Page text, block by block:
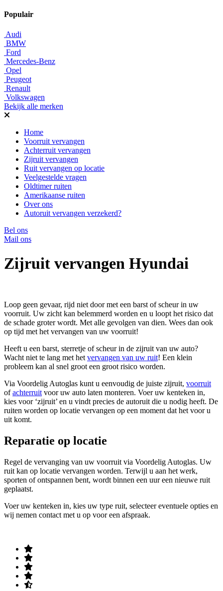
Populair
Audi
BMW
Ford
Mercedes-Benz
Opel
Peugeot
Renault
Volkswagen
Bekijk alle merken
Home
Voorruit vervangen
Achterruit vervangen
Zijruit vervangen
Ruit vervangen op locatie
Veelgestelde vragen
Oldtimer ruiten
Amerikaanse ruiten
Over ons
Autoruit vervangen verzekerd?
Bel ons
Mail ons
Zijruit vervangen Hyundai
Loop geen gevaar, rijd niet door met een barst of scheur in uw
voorruit. Uw zicht kan belemmerd worden en u loopt het risico dat
de schade groter wordt. Met alle gevolgen van dien. Wees dan ook
op tijd met het vervangen van uw voorruit!
Heeft u een barst, sterretje of scheur in de zijruit van uw auto?
Wacht niet te lang met hetvervangen van uw ruit! Een klein
probleem kan al snel groot een groot risico worden.
Via Voordelig Autoglas kunt u eenvoudig de juiste zijruit, voorruit
ofachterruitvoor uw auto laten monteren. Voer uw kenteken in,
kies voor ‘zijruit’ en u vindt precies de autoruit die u nodig heeft. De
ruiten worden op locatie vervangen op een moment dat het voor u
uit komt.
Reparatie op locatie
Regel de vervanging van uw voorruit via Voordelig Autoglas. Uw
ruit kan op locatie vervangen worden. Terwijl u aan het werk,
sporten of ontspannen bent, wordt binnen een uur een nieuwe ruit
geplaatst.
Voer uw kenteken in, kies uw type ruit, selecteer eventuele opties en
wij nemen contact met u op voor een afspraak.